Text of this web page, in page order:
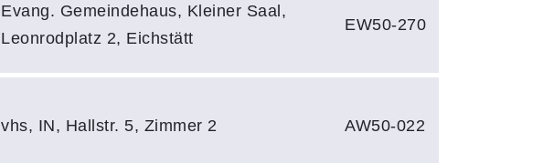
Evang. Gemeindehaus, Kleiner Saal,
Leonrodplatz 2, Eichstätt
EW50-270
vhs, IN, Hallstr. 5, Zimmer 2 AW50-022